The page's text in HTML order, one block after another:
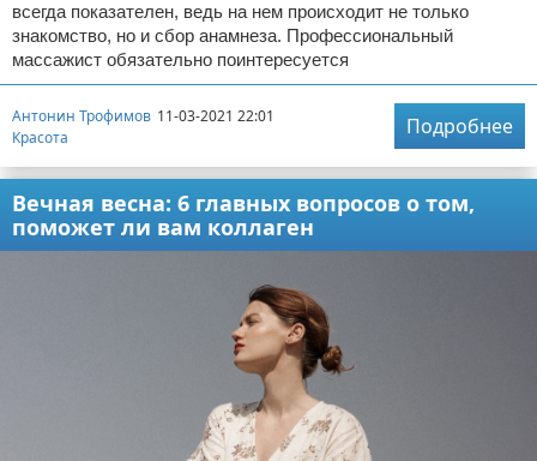
всегда показателен, ведь на нем происходит не только
знакомство, но и сбор анамнеза. Профессиональный
массажист обязательно поинтересуется
Антонин Трофимов 11-03-2021 22:01
Красота
Подробнее
Вечная весна: 6 главных вопросов о том,
поможет ли вам коллаген